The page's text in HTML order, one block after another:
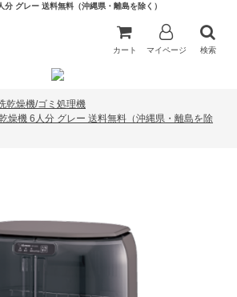
グレー 送料無料（沖縄県・離島を除く）
カート マイページ 検索
乾燥機/ゴミ処理機
燥機 6人分 グレー 送料無料（沖縄県・離島を除